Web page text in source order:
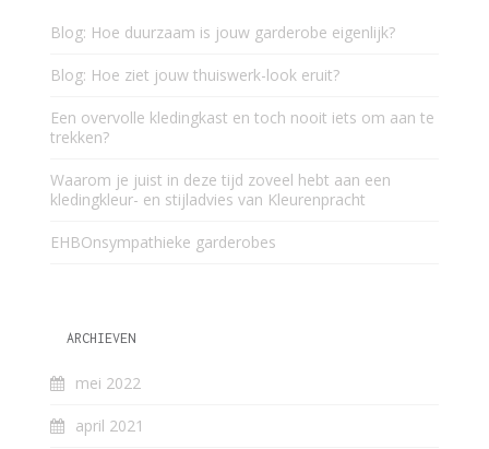
Blog: Hoe duurzaam is jouw garderobe eigenlijk?
Blog: Hoe ziet jouw thuiswerk-look eruit?
Een overvolle kledingkast en toch nooit iets om aan te
trekken?
Waarom je juist in deze tijd zoveel hebt aan een
kledingkleur- en stijladvies van Kleurenpracht
EHBOnsympathieke garderobes
ARCHIEVEN
mei 2022
april 2021